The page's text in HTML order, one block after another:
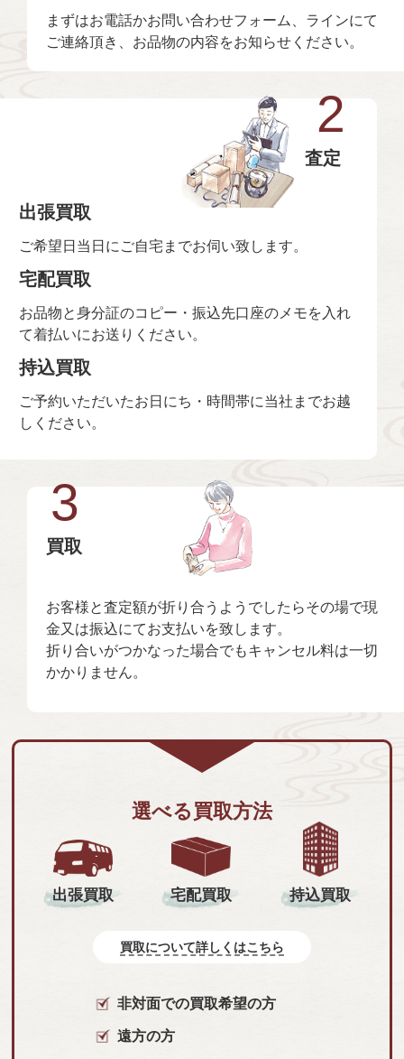
まずはお電話かお問い合わせフォーム、ラインにて
ご連絡頂き、お品物の内容をお知らせください。
2
査定
出張買取
ご希望日当日にご自宅までお伺い致します。
宅配買取
お品物と身分証のコピー・振込先口座のメモを入れ
て着払いにお送りください。
持込買取
ご予約いただいたお日にち・時間帯に当社までお越
しください。
3
買取
お客様と査定額が折り合うようでしたらその場で現
金又は振込にてお支払いを致します。
折り合いがつかなった場合でもキャンセル料は一切
かかりません。
選べる買取方法
出張買取 宅配買取 持込買取
買取について詳しくはこちら
非対面での買取希望の方
遠方の方